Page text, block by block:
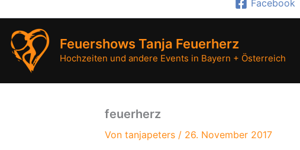
Inhalt
springen
Facebook
Feuershows Tanja Feuerherz
Hochzeiten und andere Events in Bayern + Österreich
feuerherz
Von tanjapeters / 26. November 2017